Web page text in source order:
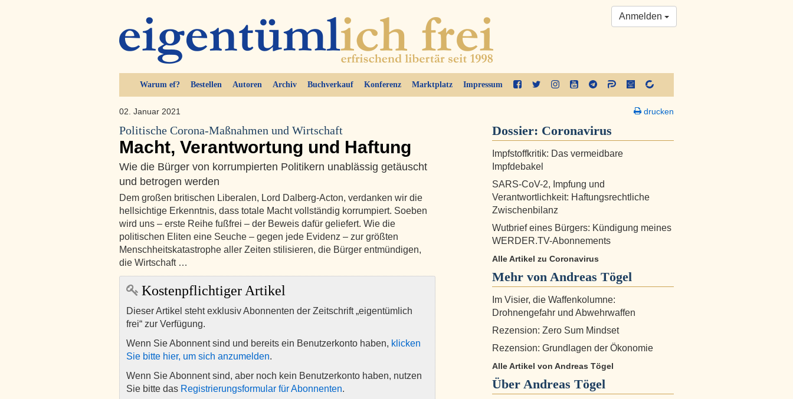
Warum ef? Bestellen Autoren Archiv Buchverkauf Konferenz Marktplatz Impressum
Anmelden
02. Januar 2021
Politische Corona-Maßnahmen und Wirtschaft
Macht, Verantwortung und Haftung
Wie die Bürger von korrumpierten Politikern unablässig getäuscht
und betrogen werden
Dem großen britischen Liberalen, Lord Dalberg-Acton, verdanken wir die
hellsichtige Erkenntnis, dass totale Macht vollständig korrumpiert. Soeben
wird uns – erste Reihe fußfrei – der Beweis dafür geliefert. Wie die
politischen Eliten eine Seuche – gegen jede Evidenz – zur größten
Menschheitskatastrophe aller Zeiten stilisieren, die Bürger entmündigen,
die Wirtschaft …
Kostenpflichtiger Artikel
Dieser Artikel steht exklusiv Abonnenten der Zeitschrift „eigentümlich
frei“ zur Verfügung.
Wenn Sie Abonnent sind und bereits ein Benutzerkonto haben, klicken
Sie bitte hier, um sich anzumelden.
Wenn Sie Abonnent sind, aber noch kein Benutzerkonto haben, nutzen
Sie bitte das Registrierungsformular für Abonnenten.
drucken
Dossier: Coronavirus
Impfstoffkritik: Das vermeidbare
Impfdebakel
SARS-CoV-2, Impfung und
Verantwortlichkeit: Haftungsrechtliche
Zwischenbilanz
Wutbrief eines Bürgers: Kündigung meines
WERDER.TV-Abonnements
Alle Artikel zu Coronavirus
Mehr von Andreas Tögel
Im Visier, die Waffenkolumne:
Drohnengefahr und Abwehrwaffen
Rezension: Zero Sum Mindset
Rezension: Grundlagen der Ökonomie
Alle Artikel von Andreas Tögel
Über Andreas Tögel